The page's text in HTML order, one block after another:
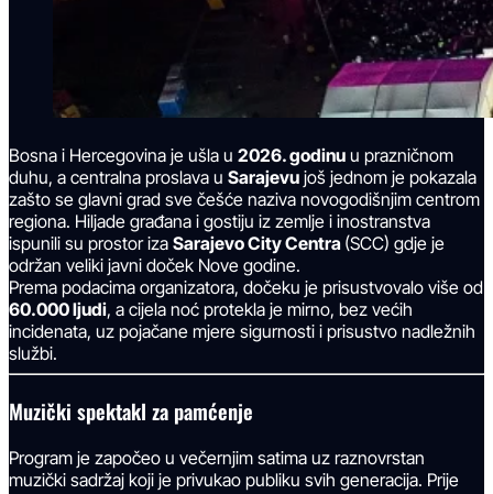
Bosna i Hercegovina je ušla u 2026. godinu u prazničnom
duhu, a centralna proslava u Sarajevu još jednom je pokazala
zašto se glavni grad sve češće naziva novogodišnjim centrom
regiona. Hiljade građana i gostiju iz zemlje i inostranstva
ispunili su prostor iza Sarajevo City Centra (SCC) gdje je
održan veliki javni doček Nove godine.
Prema podacima organizatora, dočeku je prisustvovalo više od
60.000 ljudi, a cijela noć protekla je mirno, bez većih
incidenata, uz pojačane mjere sigurnosti i prisustvo nadležnih
službi.
Muzički spektakl za pamćenje
Program je započeo u večernjim satima uz raznovrstan
muzički sadržaj koji je privukao publiku svih generacija. Prije